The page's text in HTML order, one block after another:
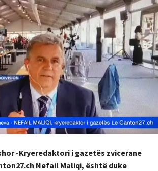
-Kryeredaktori i gazetës zvicerane
Nefail Maliqi, është duke